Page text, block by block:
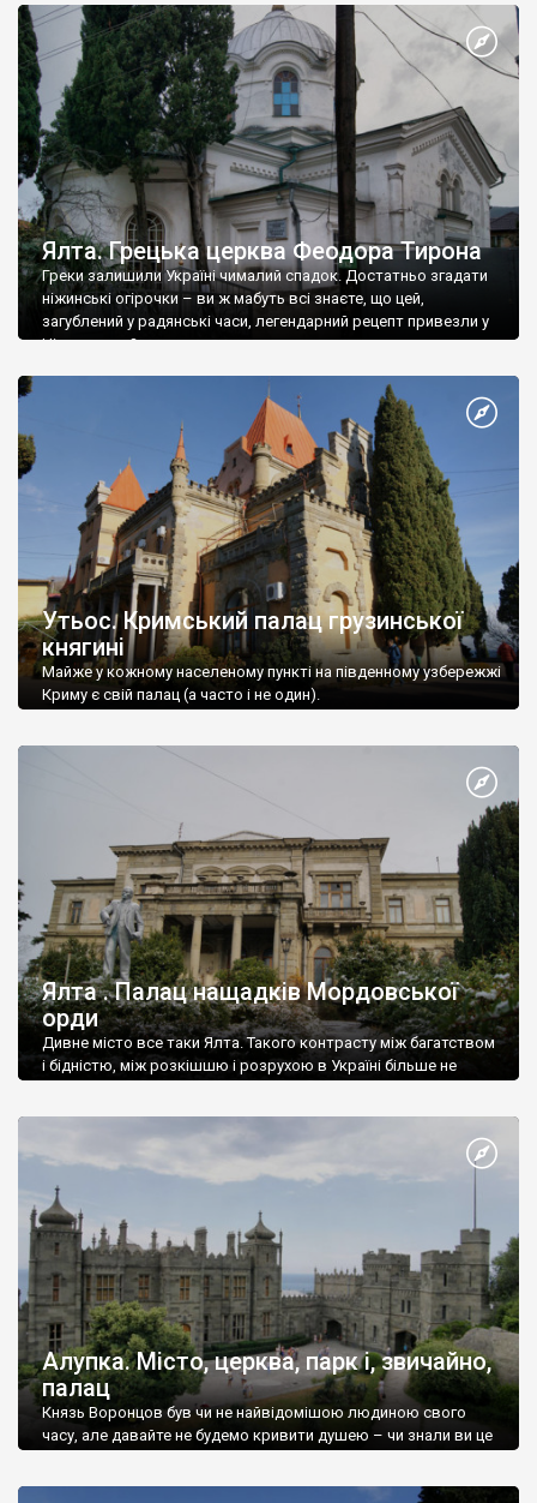
Ялта. Грецька церква Феодора Тирона
Греки залишили Україні чималий спадок. Достатньо згадати
ніжинські огірочки – ви ж мабуть всі знаєте, що цей,
загублений у радянські часи, легендарний рецепт привезли у
Ніжин греки?
Утьос. Кримський палац грузинської
княгині
Майже у кожному населеному пункті на південному узбережжі
Криму є свій палац (а часто і не один).
Ялта . Палац нащадків Мордовської
орди
Дивне місто все таки Ялта. Такого контрасту між багатством
і бідністю, між розкішшю і розрухою в Україні більше не
Алупка. Місто, церква, парк і, звичайно,
палац
Князь Воронцов був чи не найвідомішою людиною свого
часу, але давайте не будемо кривити душею – чи знали ви це